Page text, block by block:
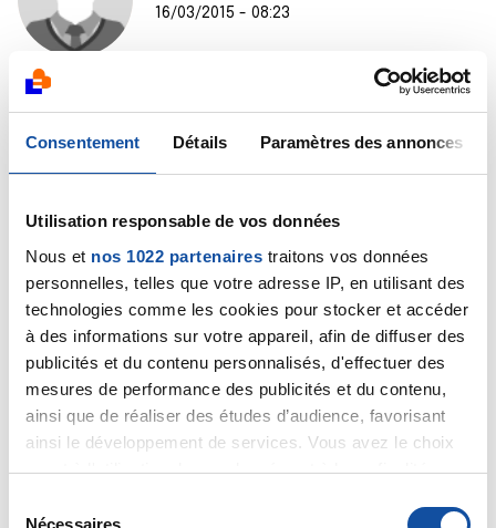
Consentement Détails Paramètres des annonces
Utilisation responsable de vos données
Nous et nos 1022 partenaires traitons vos données
personnelles, telles que votre adresse IP, en utilisant des
technologies comme les cookies pour stocker et accéder
à des informations sur votre appareil, afin de diffuser des
publicités et du contenu personnalisés, d'effectuer des
mesures de performance des publicités et du contenu,
ainsi que de réaliser des études d’audience, favorisant
ainsi le développement de services. Vous avez le choix
quant à l'utilisation de vos données et à leurs finalités.
tout moment en consultant la Déclaration relative aux
Nécessaires
16/03/2015 - 08:23
Bonjour,
Ce duvet qui apparaît sur le visage est un effet
disparaîtra.
Dr A.Marceau
Citer